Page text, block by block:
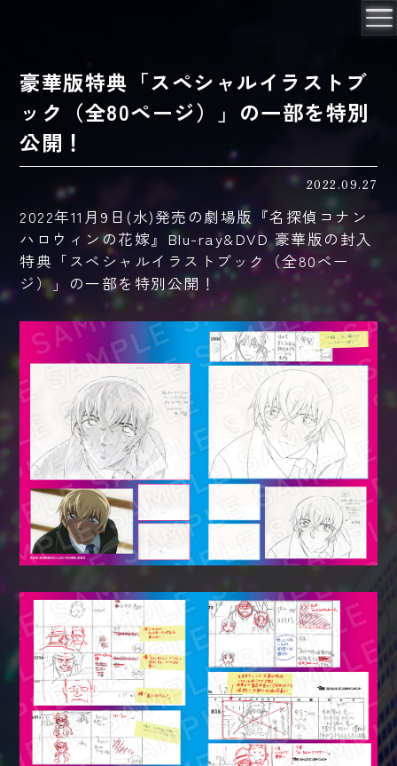
豪華版特典「スペシャルイラストブ
ック（全80ページ）」の一部を特別
公開！
2022.09.27
2022年11月9日(水)発売の劇場版『名探偵コナン
ハロウィンの花嫁』Blu-ray&DVD 豪華版の封入
特典「スペシャルイラストブック（全80ペー
ジ）」の一部を特別公開！